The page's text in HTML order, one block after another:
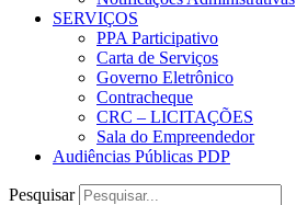
SERVIÇOS
PPA Participativo
Carta de Serviços
Governo Eletrônico
Contracheque
CRC – LICITAÇÕES
Sala do Empreendedor
Audiências Públicas PDP
Pesquisar